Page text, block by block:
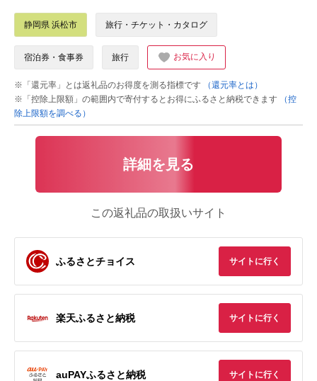
静岡県 浜松市 旅行・チケット・カタログ
宿泊券・食事券 旅行 お気に入り
※「還元率」とは返礼品のお得度を測る指標です
（還元率とは）
※「控除上限額」の範囲内で寄付するとお得にふるさと納税できます
（控
除上限額を調べる）
詳細を見る
この返礼品の取扱いサイト
ふるさとチョイス サイトに行く
楽天ふるさと納税 サイトに行く
auPAYふるさと納税 サイトに行く